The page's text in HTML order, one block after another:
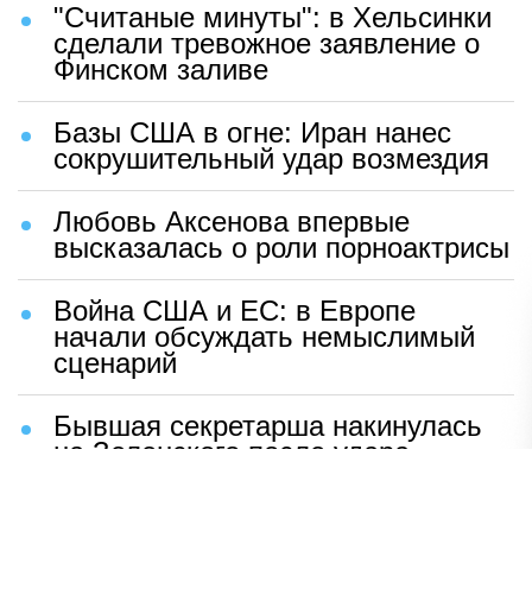
"Считаные минуты": в Хельсинки
сделали тревожное заявление о
Финском заливе
Базы США в огне: Иран нанес
сокрушительный удар возмездия
Любовь Аксенова впервые
высказалась о роли порноактрисы
Война США и ЕС: в Европе
начали обсуждать немыслимый
сценарий
Бывшая секретарша накинулась
на Зеленского после удара